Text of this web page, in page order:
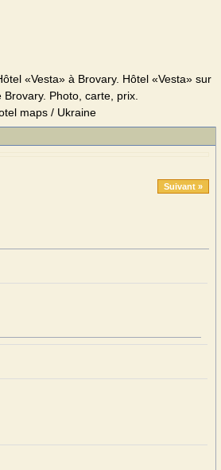
«Vesta» à Brovary. Hôtel «Vesta» sur
Brovary. Photo, carte, prix.
maps / Ukraine
Suivant »